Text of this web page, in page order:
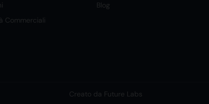
Commerciali
Blog
Creato da Future Labs